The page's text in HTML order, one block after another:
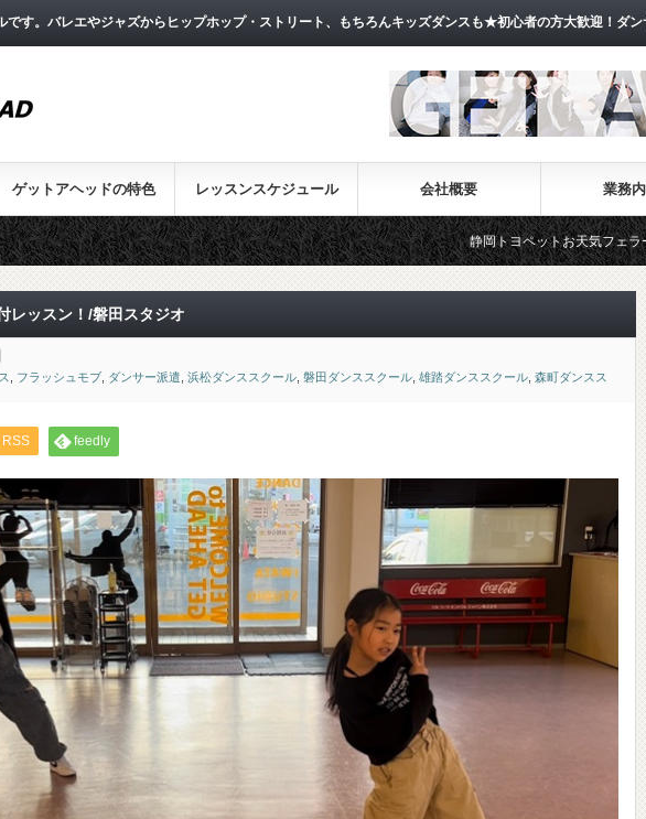
です。バレエやジャズからヒップホップ・ストリート、もちろんキッズダンスも★初心者の方大歓迎！ダ
ゲットアヘッドの特色 レッスンスケジュール 会社概要 業務
静岡トヨペットお天気フェラーCM出演!!!
レッスン！/磐田スタジオ
フラッシュモブ ダンサー派遣 浜松ダンススクール 磐田ダンススクール 雄踏ダンススクール 森町ダンスス
RSS feedly